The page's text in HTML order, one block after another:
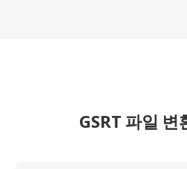
GSRT 파일 변